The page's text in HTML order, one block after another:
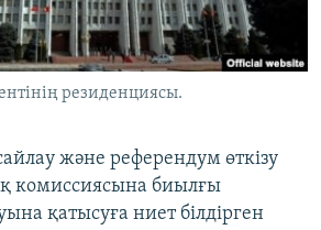
резиденциясы.
және референдум өткізу
комиссиясына биылғы
қатысуға ниет білдірген